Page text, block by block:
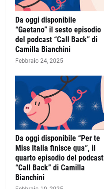
Da oggi disponibile
“Gaetano” il sesto episodio
del podcast “Call Back” di
Camilla Bianchini
Febbraio 24, 2025
Da oggi disponibile “Per te
Miss Italia finisce qua”, il
quarto episodio del podcast
“Call Back” di Camilla
Bianchini